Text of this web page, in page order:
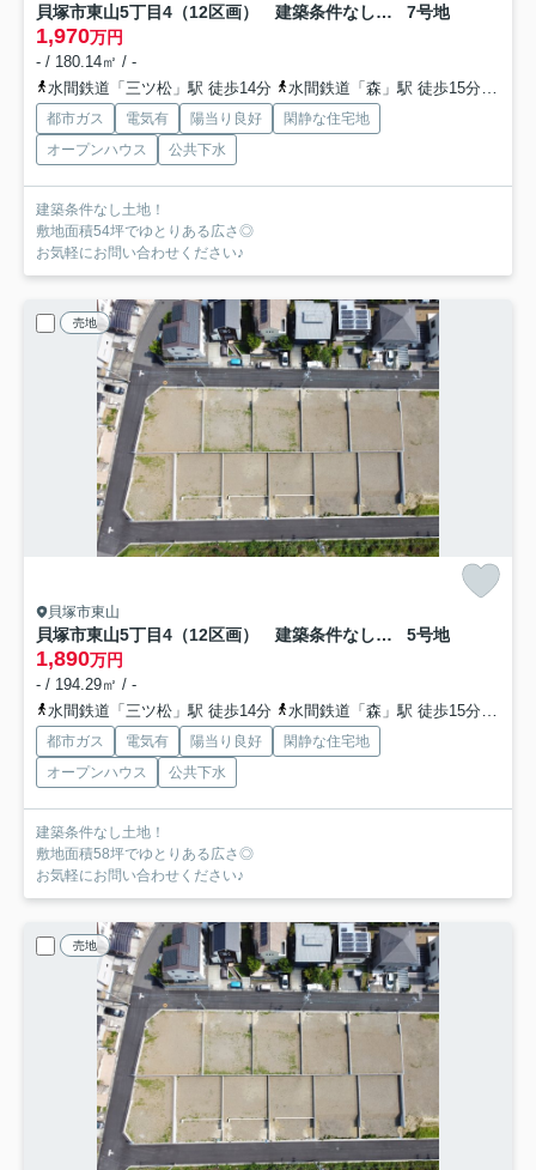
貝塚市東山5丁目4（12区画） 建築条件なし土地 7号地
1,970万円
- / 180.14㎡ / -
水間鉄道「三ツ松」駅 徒歩14分
水間鉄道「森」駅 徒歩15分
都市ガス 電気有 陽当り良好
閑静な住宅地
オープンハウス
公共下水
建築条件なし土地！
敷地面積54坪でゆとりある広さ◎
お気軽にお問い合わせください♪
売地
貝塚市東山
貝塚市東山5丁目4（12区画） 建築条件なし土地 5号地
1,890万円
- / 194.29㎡ / -
水間鉄道「三ツ松」駅 徒歩14分
水間鉄道「森」駅 徒歩15分
都市ガス 電気有 陽当り良好
閑静な住宅地
オープンハウス
公共下水
建築条件なし土地！
敷地面積58坪でゆとりある広さ◎
お気軽にお問い合わせください♪
売地